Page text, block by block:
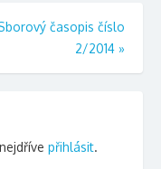
časopis číslo
2/2014 »
přihlásit.